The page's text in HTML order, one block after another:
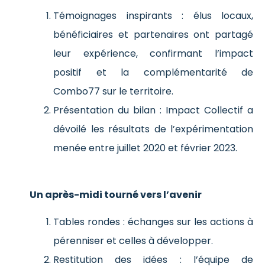
Témoignages inspirants : élus locaux,
bénéficiaires et partenaires ont partagé
leur expérience, confirmant l’impact
positif et la complémentarité de
Combo77 sur le territoire.
Présentation du bilan : Impact Collectif a
dévoilé les résultats de l’expérimentation
menée entre juillet 2020 et février 2023.
Un après-midi tourné vers l’avenir
Tables rondes : échanges sur les actions à
pérenniser et celles à développer.
Restitution des idées : l’équipe de